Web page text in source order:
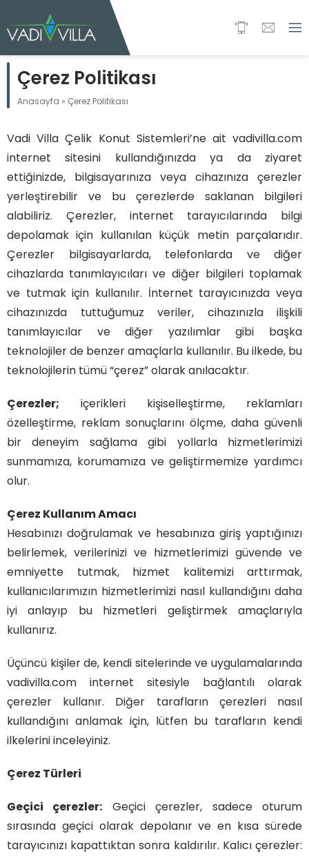
Çerez Politikası
Anasayfa » Çerez Politikası
Vadi Villa Çelik Konut Sistemleri’ne ait vadivilla.com
internet sitesini kullandığınızda ya da ziyaret
ettiğinizde, bilgisayarınıza veya cihazınıza çerezler
yerleştirebilir ve bu çerezlerde saklanan bilgileri
alabiliriz. Çerezler, internet tarayıcılarında bilgi
depolamak için kullanılan küçük metin parçalarıdır.
Çerezler bilgisayarlarda, telefonlarda ve diğer
cihazlarda tanımlayıcıları ve diğer bilgileri toplamak
ve tutmak için kullanılır. İnternet tarayıcınızda veya
cihazınızda tuttuğumuz veriler, cihazınızla ilişkili
tanımlayıcılar ve diğer yazılımlar gibi başka
teknolojiler de benzer amaçlarla kullanılır. Bu ilkede, bu
teknolojilerin tümü “çerez” olarak anılacaktır.
Çerezler; içerikleri kişiselleştirme, reklamları
özelleştirme, reklam sonuçlarını ölçme, daha güvenli
bir deneyim sağlama gibi yollarla hizmetlerimizi
sunmamıza, korumamıza ve geliştirmemize yardımcı
olur.
Çerez Kullanım Amacı
Hesabınızı doğrulamak ve hesabınıza giriş yaptığınızı
belirlemek, verilerinizi ve hizmetlerimizi güvende ve
emniyette tutmak, hizmet kalitemizi arttırmak,
kullanıcılarımızın hizmetlerimizi nasıl kullandığını daha
iyi anlayıp bu hizmetleri geliştirmek amaçlarıyla
kullanırız.
Üçüncü kişiler de, kendi sitelerinde ve uygulamalarında
vadivilla.com internet sitesiyle bağlantılı olarak
çerezler kullanır. Diğer tarafların çerezleri nasıl
kullandığını anlamak için, lütfen bu tarafların kendi
ilkelerini inceleyiniz.
Çerez Türleri
Geçici çerezler: Geçici çerezler, sadece oturum
sırasında geçici olarak depolanır ve en kısa sürede
tarayıcınızı kapattıktan sonra kaldırılır. Kalıcı çerezler: